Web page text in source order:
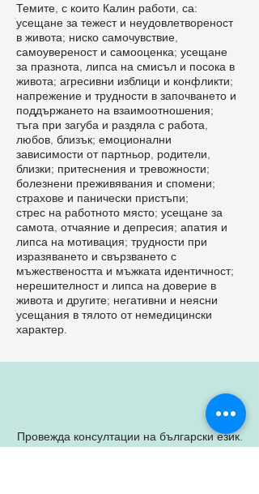
Темите, с които Калин работи, са:
усещане за тежест и неудовлетвореност
в живота; ниско самочувствие,
самоувереност и самооценка; усещане
за празнота, липса на смисъл и посока в
живота; агресивни изблици и конфликти;
напрежение и трудности в започването и
поддържането на взаимоотношения;
тъга при загуба и раздяла с работа,
любов, близък; емоционални
зависимости от партньор, родители,
близки; притеснения и тревожности;
болезнени преживявания и спомени;
страхове и панически пристъпи;
стрес на работното място; усещане за
самота, отчаяние и депресия; апатия и
липса на мотивация; трудности при
изразяването и свързването с
мъжествеността и мъжката идентичност;
нерешителност и липса на доверие в
живота и другите; негативни и неясни
усещания в тялото от немедицински
характер.
Провежда консултации на български език.